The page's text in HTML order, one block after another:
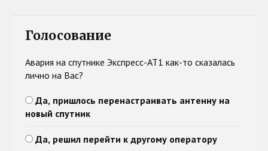
Голосование
Авария на спутнике Экспресс-АТ1 как-то сказалась
лично на Вас?
Да, пришлось перенастраивать антенну на
новый спутник
Да, решил перейти к другому оператору